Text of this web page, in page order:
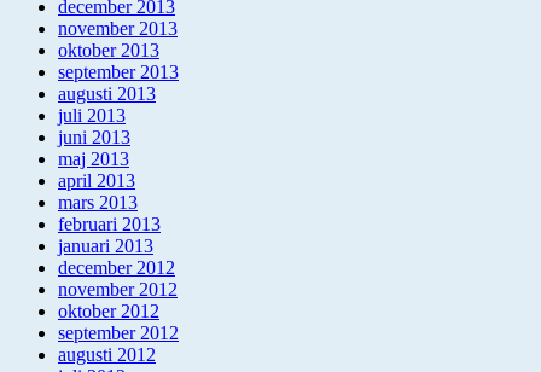
december 2013
november 2013
oktober 2013
september 2013
augusti 2013
juli 2013
juni 2013
maj 2013
april 2013
mars 2013
februari 2013
januari 2013
december 2012
november 2012
oktober 2012
september 2012
augusti 2012